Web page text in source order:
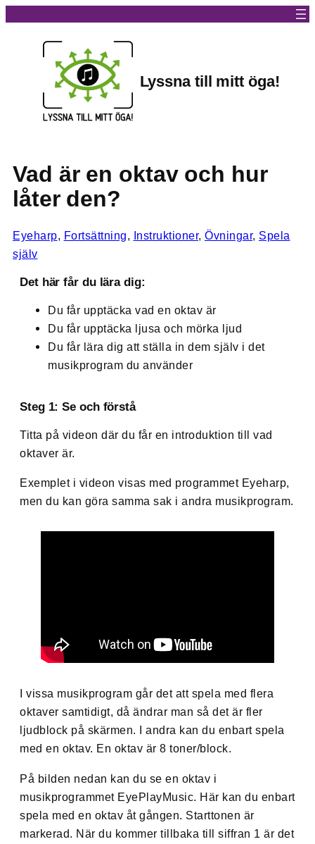
Lyssna till mitt öga!
Vad är en oktav och hur
låter den?
Eyeharp, Fortsättning, Instruktioner, Övningar, Spela
själv
Det här får du lära dig:
Du får upptäcka vad en oktav är
Du får upptäcka ljusa och mörka ljud
Du får lära dig att ställa in dem själv i det
musikprogram du använder
Steg 1: Se och förstå
Titta på videon där du får en introduktion till vad
oktaver är.
Exemplet i videon visas med programmet Eyeharp,
men du kan göra samma sak i andra musikprogram.
I vissa musikprogram går det att spela med flera
oktaver samtidigt, då ändrar man så det är fler
ljudblock på skärmen. I andra kan du enbart spela
med en oktav. En oktav är 8 toner/block.
På bilden nedan kan du se en oktav i
musikprogrammet EyePlayMusic. Här kan du enbart
spela med en oktav åt gången. Starttonen är
markerad. När du kommer tillbaka till siffran 1 är det